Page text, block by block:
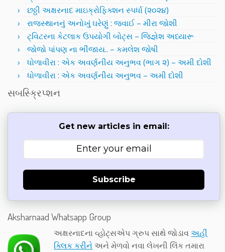
છઠ્ઠી અક્ષરનાદ માઇક્રોફિક્શન સ્પર્ધા (૨૦૨૪)
રાજસ્થાનનું અનોખું ઘરેણું : જવાઈ – મીરા જોશી
ટ્વિટરના કેટલાક ઉપયોગી બોટ્સ – જિજ્ઞેશ અધ્યારૂ
જોજો પાંપણ ના ભીંજાય.. – કમલેશ જોષી
ધોળાવીરા : એક અવર્ણનીય અનુભવ (ભાગ ૨) – અમી દોશી
ધોળાવીરા : એક અવર્ણનીય અનુભવ – અમી દોશી
સબસ્ક્રિપ્શન
Get new articles in email:
Subscribe
Aksharnaad Whatsapp Group
અક્ષરનાદના વ્હોટ્સએપ ગ્રુપ સાથે જોડાવઅહીં
ક્લિક કરીને અને મેળવો નવા લેખની લિંક તમારા